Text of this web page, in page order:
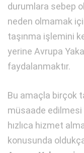
durumlara sebep
neden olmamak
taşınma işlemini
yerine Avrupa
faydalanmaktır.
Bu amaçla birçok
müsaade edilmesi
hızlıca hizmet
konusunda